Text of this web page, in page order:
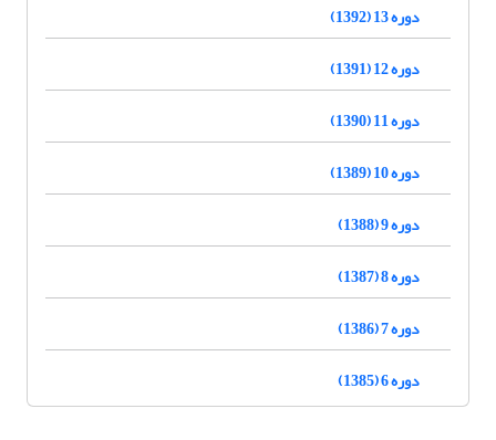
دوره 13 (1392)
دوره 12 (1391)
دوره 11 (1390)
دوره 10 (1389)
دوره 9 (1388)
دوره 8 (1387)
دوره 7 (1386)
دوره 6 (1385)